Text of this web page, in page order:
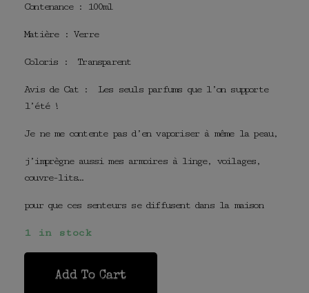
Contenance : 100ml
Matière : Verre
Coloris : Transparent
Avis de Cat : Les seuls parfums que l’on supporte
l’été !
Je ne me contente pas d’en vaporiser à même la peau,
j’imprègne aussi mes armoires à linge, voilages,
couvre-lits…
pour que ces senteurs se diffusent dans la maison
1 in stock
Add To Cart